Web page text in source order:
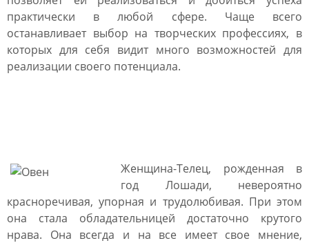
практически в любой сфере. Чаще всего
останавливает выбор на творческих профессиях, в
которых для себя видит много возможностей для
реализации своего потенциала.
Женщина-Телец, рожденная в
год Лошади, невероятно
красноречивая, упорная и трудолюбивая. При этом
она стала обладательницей достаточно крутого
нрава. Она всегда и на все имеет свое мнение,